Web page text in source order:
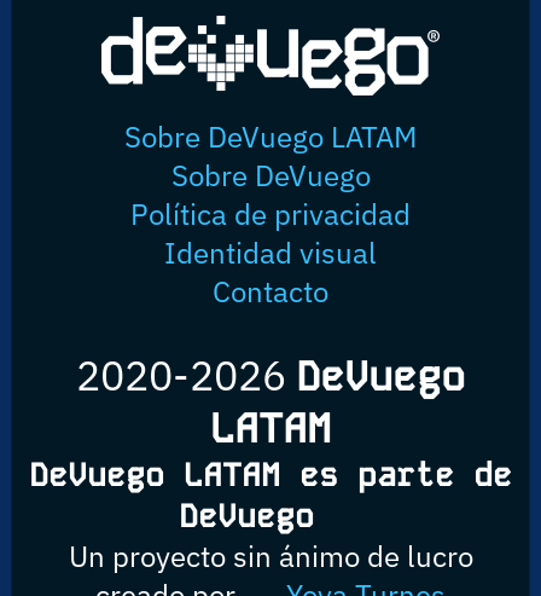
Sobre DeVuego LATAM
Sobre DeVuego
Política de privacidad
Identidad visual
Contacto
2020-2026 DeVuego
LATAM
DeVuego LATAM es parte de
DeVuego
Un proyecto sin ánimo de lucro